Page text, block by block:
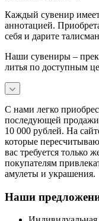
Каждый сувенир
аннотацией.
себя и дарите
Наши сувениры –
литья по доступным
С нами легко
последующей
10 000 рублей. На
которые
вас требуется только
покупателям
амулеты и украшения.
Наши